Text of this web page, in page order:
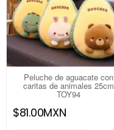
Peluche de aguacate con
caritas de animales 25cm
TOY94
$81.00MXN